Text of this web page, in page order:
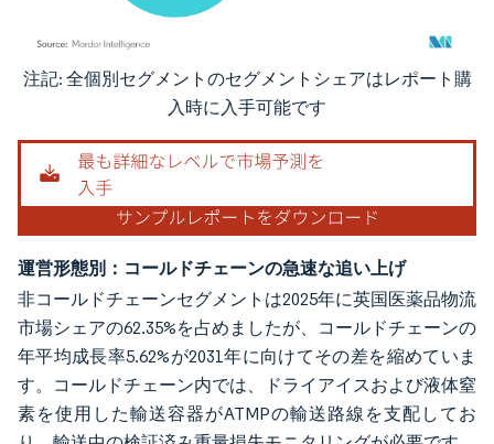
画像 © Mordor Intelligence。再利用にはCC BY 4.0の表示が必要です。
注記: 全個別セグメントのセグメントシェアはレポート購
入時に入手可能です
運営形態別：コールドチェーンの急速な追い上げ
非コールドチェーンセグメントは2025年に英国医薬品物流
市場シェアの62.35%を占めましたが、コールドチェーンの
年平均成長率5.62%が2031年に向けてその差を縮めていま
す。コールドチェーン内では、ドライアイスおよび液体窒
素を使用した輸送容器がATMPの輸送路線を支配してお